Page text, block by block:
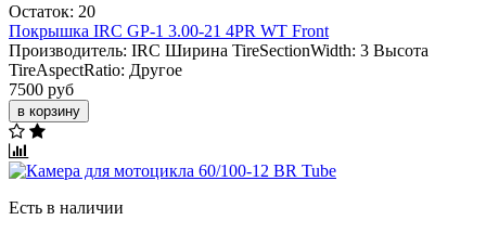
Остаток: 20
Покрышка IRC GP-1 3.00-21 4PR WT Front
Производитель: IRC Ширина TireSectionWidth: 3 Высота
TireAspectRatio: Другое
7500 руб
в корзину
Есть в наличии